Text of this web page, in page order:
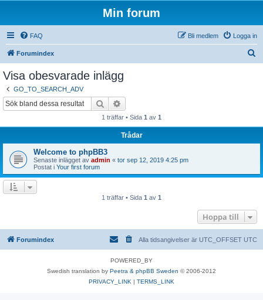
Min forum
FAQ Logga in
Bli medlem
Forumindex
Visa obesvarade inlägg
GO_TO_SEARCH_ADV
Sök
1 träffar • Sida 1 av 1
Trådar
Welcome to phpBB3
Senaste inlägget av admin « tor sep 12, 2019 4:25 pm
Postat i Your first forum
1 träffar • Sida 1 av 1
Hoppa till
Forumindex Alla tidsangivelser är UTC_OFFSET UTC
POWERED_BY
Swedish translation by Peetra & phpBB Sweden © 2006-2012
PRIVACY_LINK | TERMS_LINK